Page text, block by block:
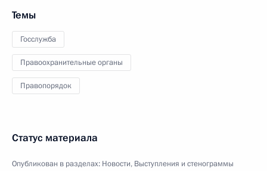
Темы
Госслужба
Правоохранительные органы
Правопорядок
Статус материала
Опубликован в разделах: Новости, Выступления и стенограммы